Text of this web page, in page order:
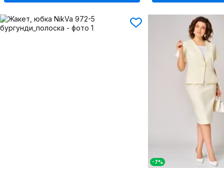
-7%